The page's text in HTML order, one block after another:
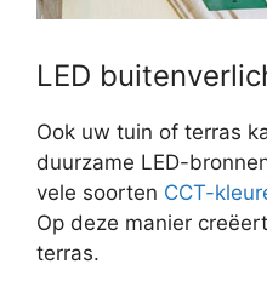
LED
Ook uw tuin of terras
duurzame LED-
vele soorten CCT-
Op deze manier
terras.